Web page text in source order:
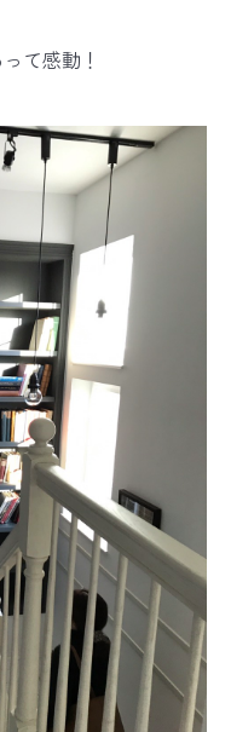
て感動！